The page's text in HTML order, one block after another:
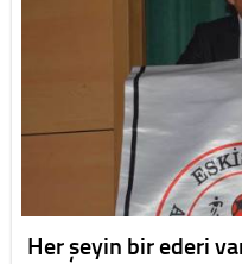
Her şeyin bir ederi